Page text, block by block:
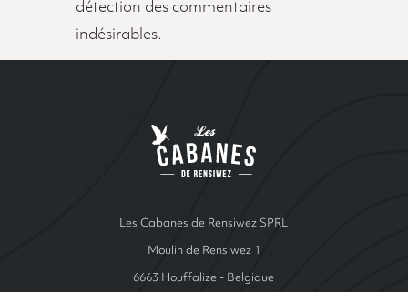
détection des commentaires
indésirables.
Les Cabanes de Rensiwez SPRL
Moulin de Rensiwez 1
6663 Houffalize - Belgique